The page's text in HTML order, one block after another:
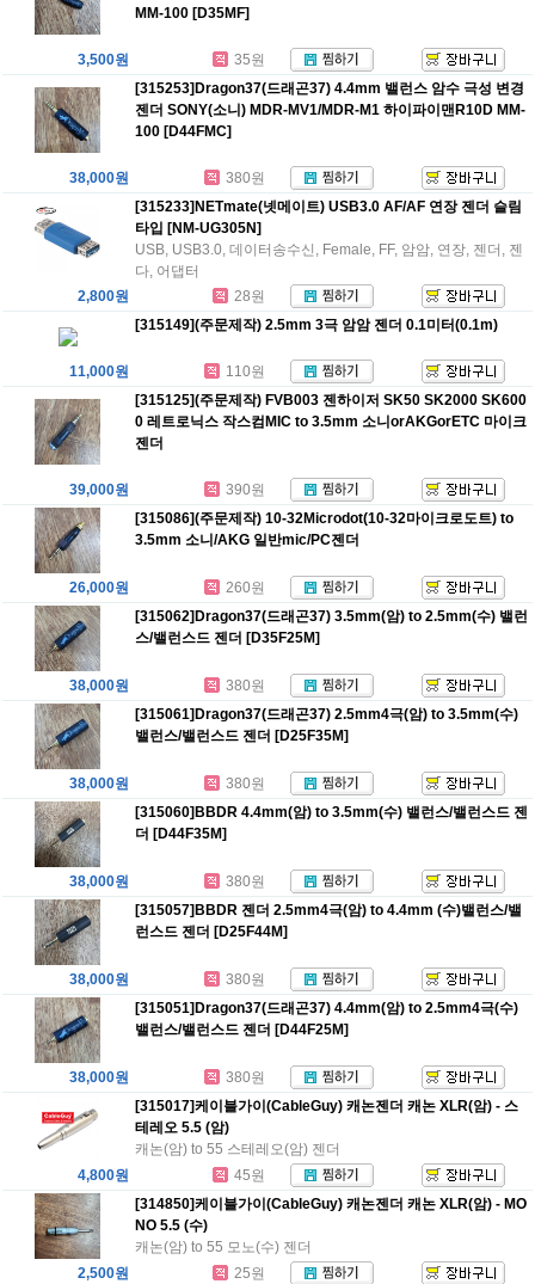
MM-100 [D35MF]
3,500원
35원
[315253]Dragon37(드래곤37) 4.4mm 밸런스 암수 극성 변경
젠더 SONY(소니) MDR-MV1/MDR-M1 하이파이맨R10D MM-
100 [D44FMC]
38,000원
380원
[315233]NETmate(넷메이트) USB3.0 AF/AF 연장 젠더 슬림
타입 [NM-UG305N]
USB, USB3.0, 데이터송수신, Female, FF, 암암, 연장, 젠더, 젠
다, 어댑터
2,800원
28원
[315149](주문제작) 2.5mm 3극 암암 젠더 0.1미터(0.1m)
11,000원
110원
[315125](주문제작) FVB003 젠하이저 SK50 SK2000 SK600
0 레트로닉스 작스컴MIC to 3.5mm 소니orAKGorETC 마이크
젠더
39,000원
390원
[315086](주문제작) 10-32Microdot(10-32마이크로도트) to
3.5mm 소니/AKG 일반mic/PC젠더
26,000원
260원
[315062]Dragon37(드래곤37) 3.5mm(암) to 2.5mm(수) 밸런
스/밸런스드 젠더 [D35F25M]
38,000원
380원
[315061]Dragon37(드래곤37) 2.5mm4극(암) to 3.5mm(수)
밸런스/밸런스드 젠더 [D25F35M]
38,000원
380원
[315060]BBDR 4.4mm(암) to 3.5mm(수) 밸런스/밸런스드 젠
더 [D44F35M]
38,000원
380원
[315057]BBDR 젠더 2.5mm4극(암) to 4.4mm (수)밸런스/밸
런스드 젠더 [D25F44M]
38,000원
380원
[315051]Dragon37(드래곤37) 4.4mm(암) to 2.5mm4극(수)
밸런스/밸런스드 젠더 [D44F25M]
38,000원
380원
[315017]케이블가이(CableGuy) 캐논젠더 캐논 XLR(암) - 스
테레오 5.5 (암)
캐논(암) to 55 스테레오(암) 젠더
4,800원
45원
[314850]케이블가이(CableGuy) 캐논젠더 캐논 XLR(암) - MO
NO 5.5 (수)
캐논(암) to 55 모노(수) 젠더
2,500원
25원